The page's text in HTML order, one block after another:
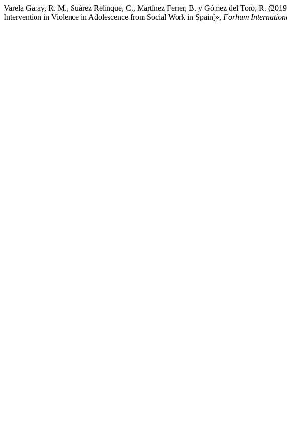
Varela Garay, R. M., Suárez Relinque, C., Martínez Ferrer, B. y Gómez del Toro, R.
Intervention in Violence in Adolescence from Social Work in Spain]», Forhum